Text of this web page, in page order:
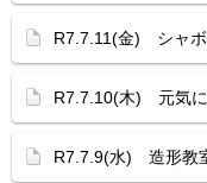
R7.7.11(金) シャ
R7.7.10(木) 元気
R7.7.9(水) 造形教